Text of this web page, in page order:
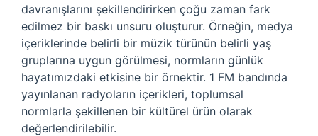
davranışlarını şekillendirirken çoğu zaman fark
edilmez bir baskı unsuru oluşturur. Örneğin, medya
içeriklerinde belirli bir müzik türünün belirli yaş
gruplarına uygun görülmesi, normların günlük
hayatımızdaki etkisine bir örnektir. 1 FM bandında
yayınlanan radyoların içerikleri, toplumsal
normlarla şekillenen bir kültürel ürün olarak
değerlendirilebilir.